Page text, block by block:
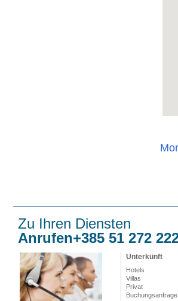
Zu Ihren Diensten
Anrufen+385 51 272
Unterkünft
Hotels
Villas
Privat
Buchungsanfrage